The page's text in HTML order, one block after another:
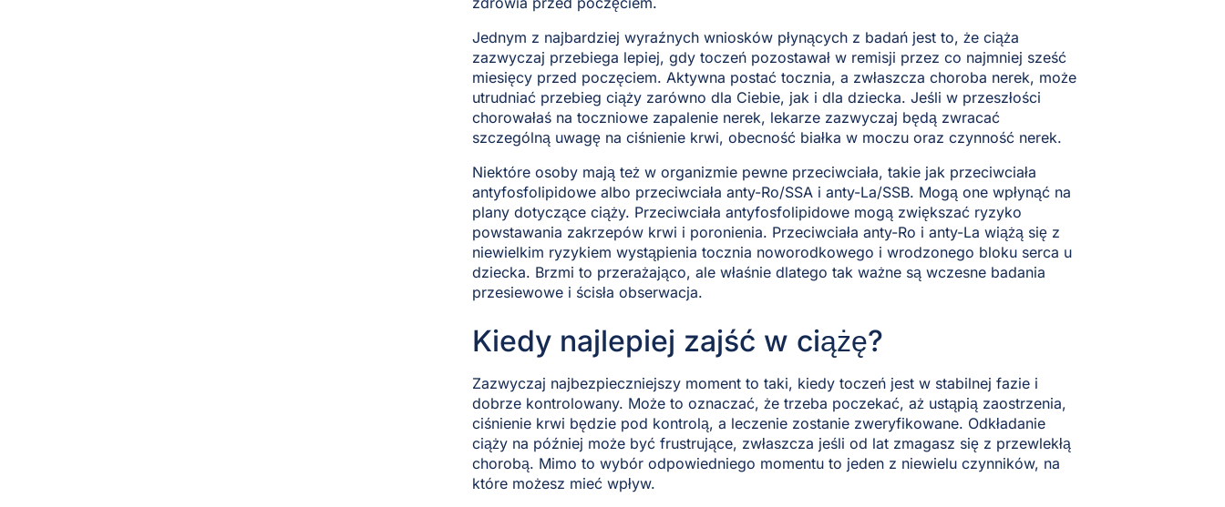
Jednym z najbardziej wyraźnych wniosków płynących z badań jest to, że ciąża
zazwyczaj przebiega lepiej, gdy toczeń pozostawał w remisji przez co najmniej sześć
miesięcy przed poczęciem. Aktywna postać tocznia, a zwłaszcza choroba nerek, może
utrudniać przebieg ciąży zarówno dla Ciebie, jak i dla dziecka. Jeśli w przeszłości
chorowałaś na toczniowe zapalenie nerek, lekarze zazwyczaj będą zwracać
szczególną uwagę na ciśnienie krwi, obecność białka w moczu oraz czynność nerek.
Niektóre osoby mają też w organizmie pewne przeciwciała, takie jak przeciwciała
antyfosfolipidowe albo przeciwciała anty-Ro/SSA i anty-La/SSB. Mogą one wpłynąć na
plany dotyczące ciąży. Przeciwciała antyfosfolipidowe mogą zwiększać ryzyko
powstawania zakrzepów krwi i poronienia. Przeciwciała anty-Ro i anty-La wiążą się z
niewielkim ryzykiem wystąpienia tocznia noworodkowego i wrodzonego bloku serca u
dziecka. Brzmi to przerażająco, ale właśnie dlatego tak ważne są wczesne badania
przesiewowe i ścisła obserwacja.
Kiedy najlepiej zajść w ciążę?
Zazwyczaj najbezpieczniejszy moment to taki, kiedy toczeń jest w stabilnej fazie i
dobrze kontrolowany. Może to oznaczać, że trzeba poczekać, aż ustąpią zaostrzenia,
ciśnienie krwi będzie pod kontrolą, a leczenie zostanie zweryfikowane. Odkładanie
ciąży na później może być frustrujące, zwłaszcza jeśli od lat zmagasz się z przewlekłą
chorobą. Mimo to wybór odpowiedniego momentu to jeden z niewielu czynników, na
które możesz mieć wpływ.